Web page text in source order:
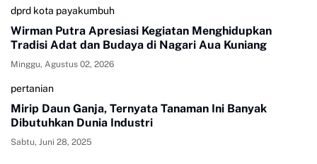
dprd kota payakumbuh
Wirman Putra Apresiasi Kegiatan Menghidupkan
Tradisi Adat dan Budaya di Nagari Aua Kuniang
Minggu, Agustus 02, 2026
pertanian
Mirip Daun Ganja, Ternyata Tanaman Ini Banyak
Dibutuhkan Dunia Industri
Sabtu, Juni 28, 2025